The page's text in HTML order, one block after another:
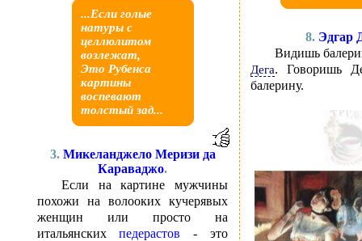
...Если голые
натуры с
целлюлитом
возлежат,
Это Рубенса
картины
воспевают
толстый зад...
3. Микеланджело Меризи да
Караваджо.
Eсли на картине мужчины
похожи на волооких кучерявых
женщин или просто на
итальянских педерастов - это
8. Эдгар
Видишь
Дега. Говоришь
балерину.